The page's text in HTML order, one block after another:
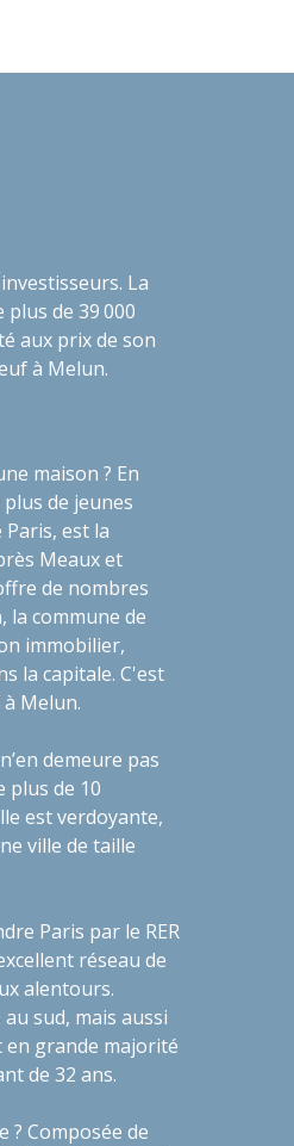
La
de 39 000
aux prix de son
à Melun.
maison ? En
de jeunes
est la
Meaux et
de nombres
la commune de
immobilier,
la capitale. C'est
Melun.
demeure pas
plus de 10
est verdoyante,
ville de taille
Paris par le RER
réseau de
alentours.
sud, mais aussi
en grande majorité
de 32 ans.
? Composée de